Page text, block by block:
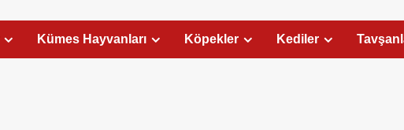
Kümes Hayvanları Köpekler Kediler